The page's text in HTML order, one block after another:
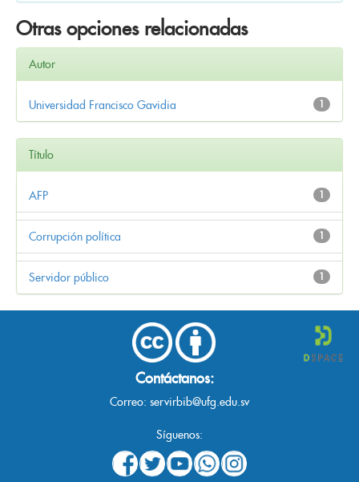
Otras opciones relacionadas
Autor
1
Universidad Francisco Gavidia
Título
1
AFP
1
Corrupción política
1
Servidor público
Contáctanos:
Correo: servirbib@ufg.edu.sv
Síguenos: